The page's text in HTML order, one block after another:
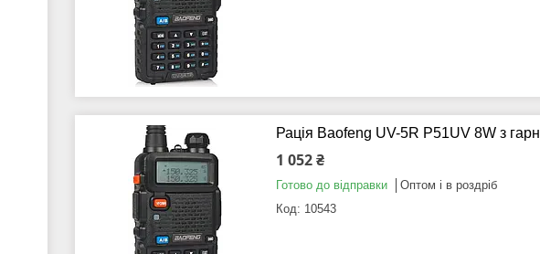
Рація Baofeng UV-5R P51UV 8W з
1 052 ₴
Готово до відправки
Оптом і в роздріб
10543